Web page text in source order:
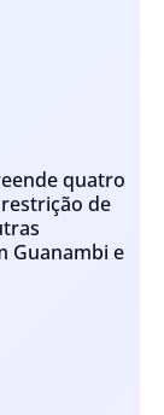
quatro
de
Guanambi e